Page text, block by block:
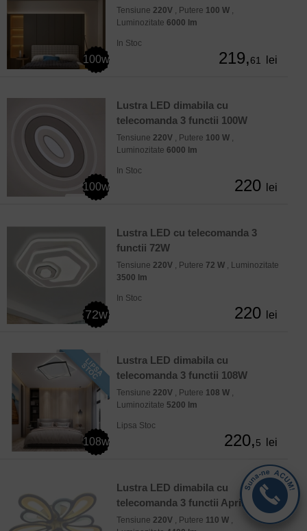
100w
Tensiune 220V , Putere 100 W ,
Luminozitate 6000 lm
In Stoc
219,61 lei
100w
Lustra LED dimabila cu
telecomanda 3 functii 100W
Tensiune 220V , Putere 100 W ,
Luminozitate 6000 lm
In Stoc
220 lei
72w
Lustra LED cu telecomanda 3
functii 72W
Tensiune 220V , Putere 72 W , Luminozitate
3500 lm
In Stoc
220 lei
108w
Lustra LED dimabila cu
telecomanda 3 functii 108W
Tensiune 220V , Putere 108 W ,
Luminozitate 5200 lm
Lipsa Stoc
220,5 lei
Lustra LED dimabila cu
telecomanda 3 functii April 110W
Tensiune 220V , Putere 110 W ,